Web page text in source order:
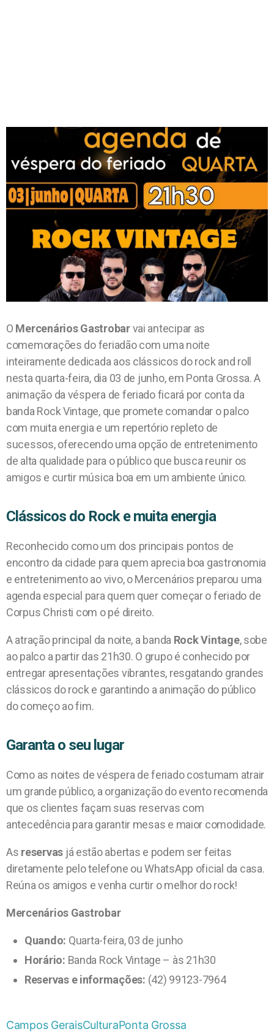
O Mercenários Gastrobarvai antecipar as
comemorações do feriadão com uma noite
inteiramente dedicada aos clássicos do rock and roll
nesta quarta-feira, dia 03 de junho, em Ponta Grossa. A
animação da véspera de feriado ficará por conta da
banda Rock Vintage, que promete comandar o palco
com muita energia e um repertório repleto de
sucessos, oferecendo uma opção de entretenimento
de alta qualidade para o público que busca reunir os
amigos e curtir música boa em um ambiente único.
Clássicos do Rock e muita energia
Reconhecido como um dos principais pontos de
encontro da cidade para quem aprecia boa gastronomia
e entretenimento ao vivo, o Mercenários preparou uma
agenda especial para quem quer começar o feriado de
Corpus Christi com o pé direito.
A atração principal da noite, a banda Rock Vintage, sobe
ao palco a partir das 21h30. O grupo é conhecido por
entregar apresentações vibrantes, resgatando grandes
clássicos do rock e garantindo a animação do público
do começo ao fim.
Garanta o seu lugar
Como as noites de véspera de feriado costumam atrair
um grande público, a organização do evento recomenda
que os clientes façam suas reservas com
antecedência para garantir mesas e maior comodidade.
As reservas já estão abertas e podem ser feitas
diretamente pelo telefone ou WhatsApp oficial da casa.
Reúna os amigos e venha curtir o melhor do rock!
Mercenários Gastrobar
Quando: Quarta-feira, 03 de junho
Horário: Banda Rock Vintage – às 21h30
Reservas e informações: (42) 99123-7964
Campos GeraisCulturaPonta Grossa